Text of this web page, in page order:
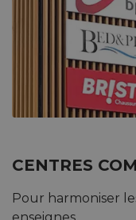
CENTRES
Pour harmoniser
enseignes.